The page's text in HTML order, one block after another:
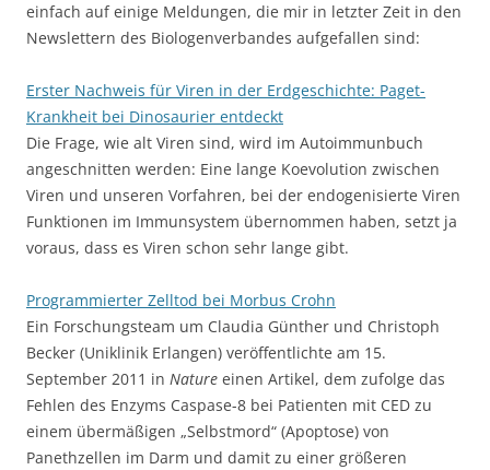
einfach auf einige Meldungen, die mir in letzter Zeit in den
Newslettern des Biologenverbandes aufgefallen sind:
Erster Nachweis für Viren in der Erdgeschichte: Paget-
Krankheit bei Dinosaurier entdeckt
Die Frage, wie alt Viren sind, wird im Autoimmunbuch
angeschnitten werden: Eine lange Koevolution zwischen
Viren und unseren Vorfahren, bei der endogenisierte Viren
Funktionen im Immunsystem übernommen haben, setzt ja
voraus, dass es Viren schon sehr lange gibt.
Programmierter Zelltod bei Morbus Crohn
Ein Forschungsteam um Claudia Günther und Christoph
Becker (Uniklinik Erlangen) veröffentlichte am 15.
September 2011 in Nature einen Artikel, dem zufolge das
Fehlen des Enzyms Caspase-8 bei Patienten mit CED zu
einem übermäßigen „Selbstmord“ (Apoptose) von
Panethzellen im Darm und damit zu einer größeren